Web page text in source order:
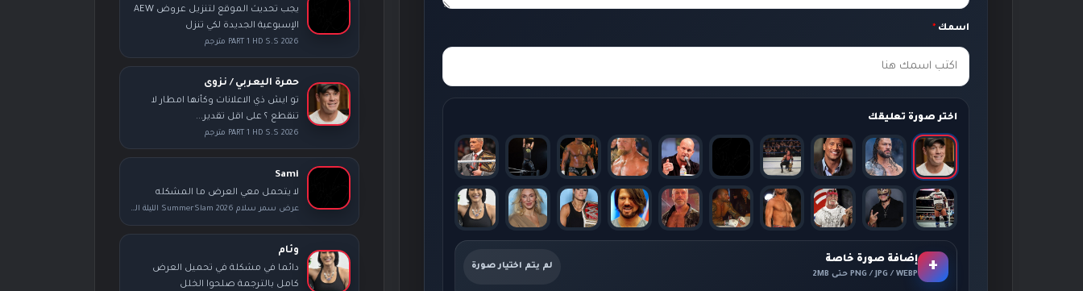
ك
اسمك *
اختر صورة تعليقك
+ إضافة صورة خاصة
PNG / JPG / WEBP حتى 2MB
لم يتم اختيار صورة
يجب تحديث الموقع لتنزيل عروض AEW
الإسبوعية الجديدة لكي تنزل
PART 1 HD S.S 2026 مترجم
حمرة اليعربي / نزوى
تو ايش ذي الاعلانات وكأنها امطار لا
تنقطع ؟ على اقل تقدير...
PART 1 HD S.S 2026 مترجم
Sami
لا يتحمل معي العرض ما المشكله
عرض سمر سلام SummerSlam 2026 الليلة الثانية كامل مترجم
وئام
دائما في مشكلة في تحميل العرض
كامل بالترجمة صلحوا الخلل